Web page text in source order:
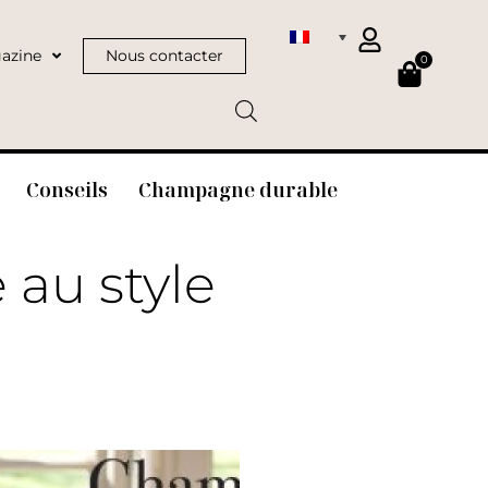
Nous contacter 0
Conseils Champagne durable
au style